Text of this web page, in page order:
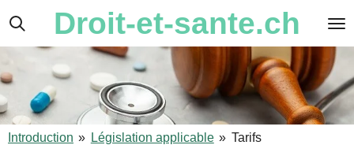
Passer
contenu
principal
Droit-et-sante.ch
Introduction » Législation applicable » Tarifs